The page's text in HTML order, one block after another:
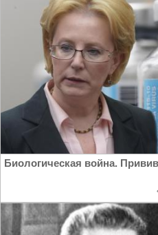
Биологическая война.